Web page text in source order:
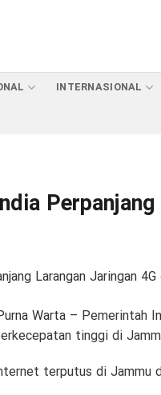
INTERNASIONAL
Warta– Pemerintah
tinggi di
terputus di Jammu